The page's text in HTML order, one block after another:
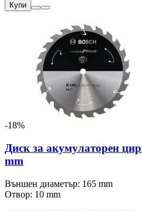
Купи
-18%
Диск за акумулаторен
mm
Външен диаметър: 165 mm
Отвор: 10 mm